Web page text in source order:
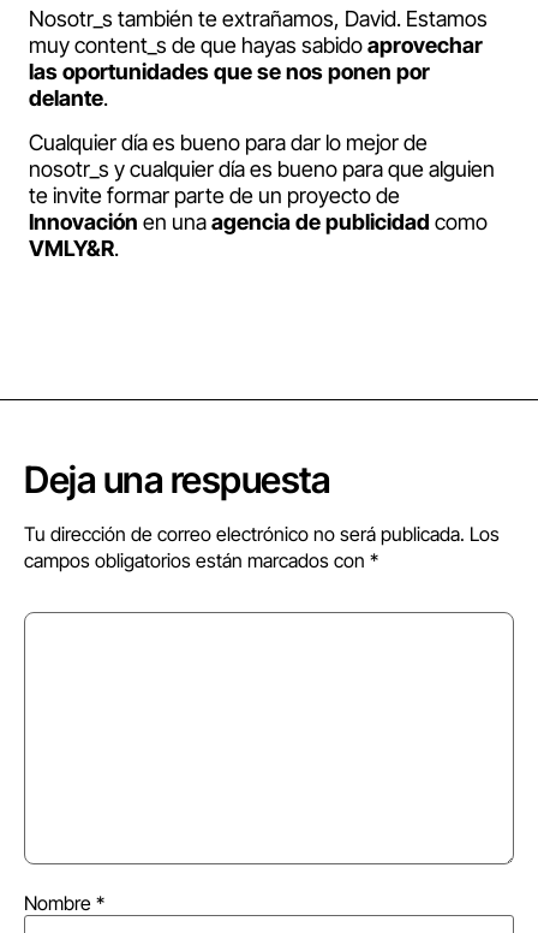
Nosotr_s también te extrañamos, David. Estamos
muy content_s de que hayas sabidoaprovechar
las oportunidades que se nos ponen por
delante.
Cualquier día es bueno para dar lo mejor de
nosotr_s y cualquier día es bueno para que alguien
te invite formar parte de un proyecto de
Innovación en unaagencia de publicidad como
VMLY&R.
Deja una respuesta
Tu dirección de correo electrónico no será publicada. Los
campos obligatorios están marcados con *
Nombre *